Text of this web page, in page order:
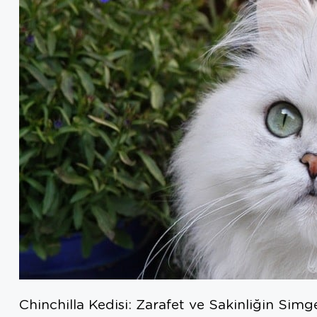
Chinchilla Kedisi: Zarafet ve Sakinliğin